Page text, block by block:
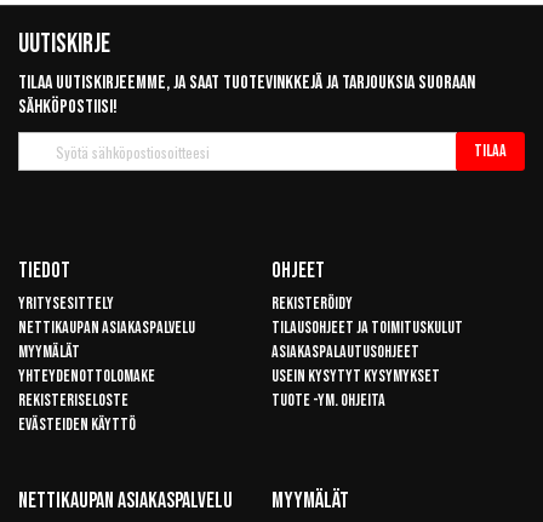
Uutiskirje
Tilaa uutiskirjeemme, ja saat tuotevinkkejä ja tarjouksia suoraan
sähköpostiisi!
uutiskirje
Tilaa
Tiedot
Yritysesittely
Nettikaupan asiakaspalvelu
Myymälät
Yhteydenottolomake
Rekisteriseloste
Evästeiden käyttö
Ohjeet
Rekisteröidy
Tilausohjeet ja toimituskulut
Asiakaspalautusohjeet
Usein kysytyt kysymykset
Tuote -ym. ohjeita
Nettikaupan Asiakaspalvelu Myymälät